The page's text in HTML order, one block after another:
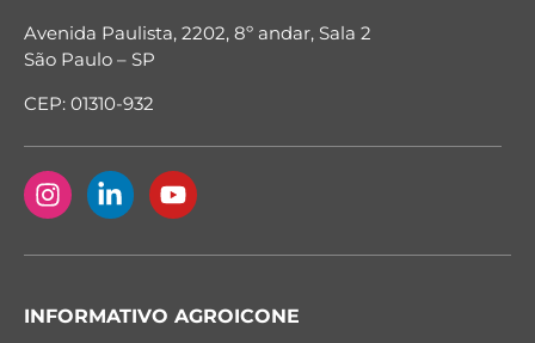
Avenida Paulista, 2202, 8º andar, Sala 2
São Paulo – SP
CEP: 01310-932
INFORMATIVO AGROICONE